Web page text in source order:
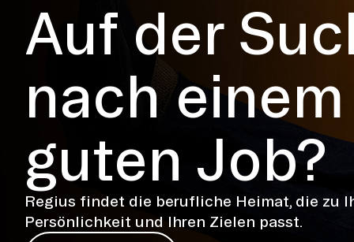
Auf der
nach
guten Job?
Regius findet die berufliche Heimat, die zu
Persönlichkeit und Ihren Zielen passt.